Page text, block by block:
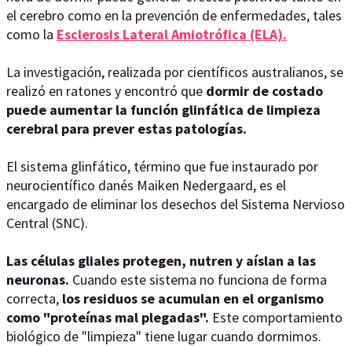
el cerebro como en la prevención de enfermedades, tales
como la Esclerosis Lateral Amiotrófica (ELA).
La investigación, realizada por científicos australianos, se
realizó en ratones y encontró que dormir de costado
puede aumentar la función glinfática de limpieza
cerebral para prever estas patologías.
El sistema glinfático, término que fue instaurado por
neurocientífico danés Maiken Nedergaard, es el
encargado de eliminar los desechos del Sistema Nervioso
Central (SNC).
Las células gliales protegen, nutren y aíslan a las
neuronas. Cuando este sistema no funciona de forma
correcta, los residuos se acumulan en el organismo
como "proteínas mal plegadas". Este comportamiento
biológico de "limpieza" tiene lugar cuando dormimos.